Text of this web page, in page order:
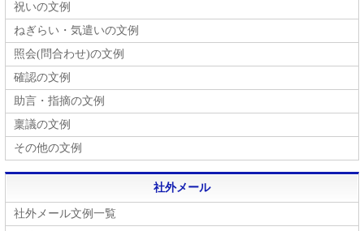
祝いの文例
ねぎらい・気遣いの文例
照会(問合わせ)の文例
確認の文例
助言・指摘の文例
稟議の文例
その他の文例
社外メール
社外メール文例一覧